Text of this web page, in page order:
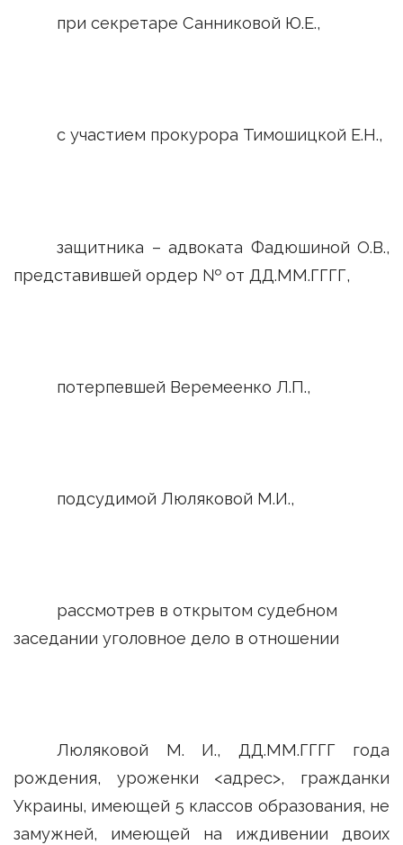
при секретаре Санниковой Ю.Е.,
с участием прокурора Тимошицкой Е.Н.,
защитника – адвоката Фадюшиной О.В.,
представившей ордер № от ДД.ММ.ГГГГ,
потерпевшей Веремеенко Л.П.,
подсудимой Люляковой М.И.,
рассмотрев в открытом судебном
заседании уголовное дело в отношении
Люляковой М. И., ДД.ММ.ГГГГ года
рождения, уроженки <адрес>, гражданки
Украины, имеющей 5 классов образования, не
замужней, имеющей на иждивении двоих